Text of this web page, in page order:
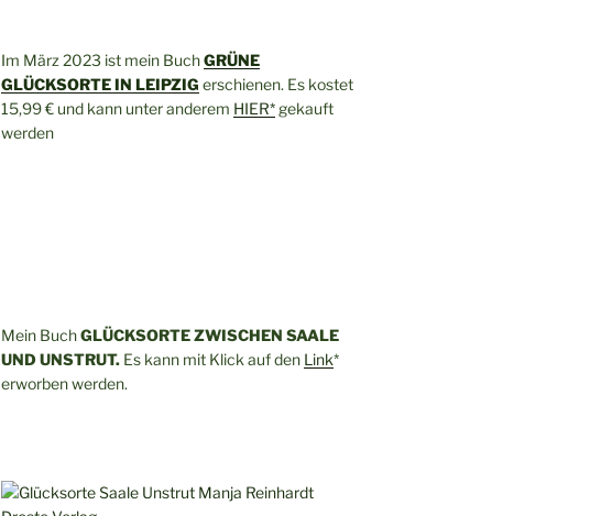
Im März 2023 ist mein BuchGRÜNE
GLÜCKSORTE IN LEIPZIG erschienen. Es kostet
15,99 € und kann unter anderem HIER*gekauft
werden
Mein BuchGLÜCKSORTE ZWISCHEN SAALE
UND UNSTRUT.Es kann mit Klick auf den Link*
erworben werden.